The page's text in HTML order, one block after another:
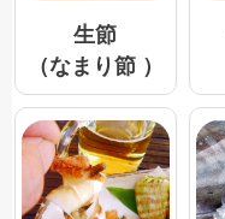
生節
（なまり節 ）